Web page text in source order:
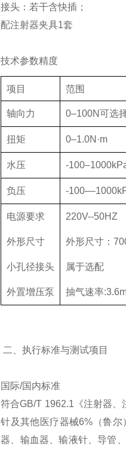
接头：若干含快插；
配注射器夹具1套
技术参数精度
项目 范围
轴向力 0–100N可选
扭矩 0–1.0N·m
水压 -100–1000
负压 -100––1000
电源要求 220V--50HZ
外形尺寸 外形尺寸：
小孔径接头 属于选配
外置增压泵 抽气速率
二、执行标准与测试项目
国际/国内标准
符合GB/T 1962.1 《注射器
针及其他医疗器械6% （鲁
器、输血器、输液针、导管